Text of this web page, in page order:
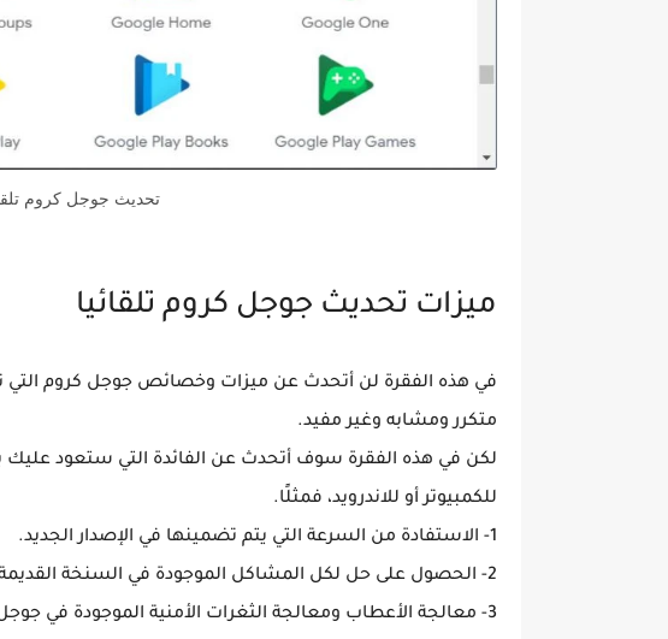
تحديث جوجل كروم
ميزات تحديث جوجل كروم تلقائيا
في هذه الفقرة لن أتحدث عن ميزات وخصائص جوجل كروم التي
متكرر ومشابه وغير مفيد.
لكن في هذه الفقرة سوف أتحدث عن الفائدة التي ستعود عليك
للكمبيوتر أو للاندرويد، فمثلًا.
1- الاستفادة من السرعة التي يتم تضمينها في الإصدار الجديد.
2- الحصول على حل لكل المشاكل الموجودة في السنخة القديمة لجوجل كروم.
3- معالجة الأعطاب ومعالجة الثغرات الأمنية الموجودة في